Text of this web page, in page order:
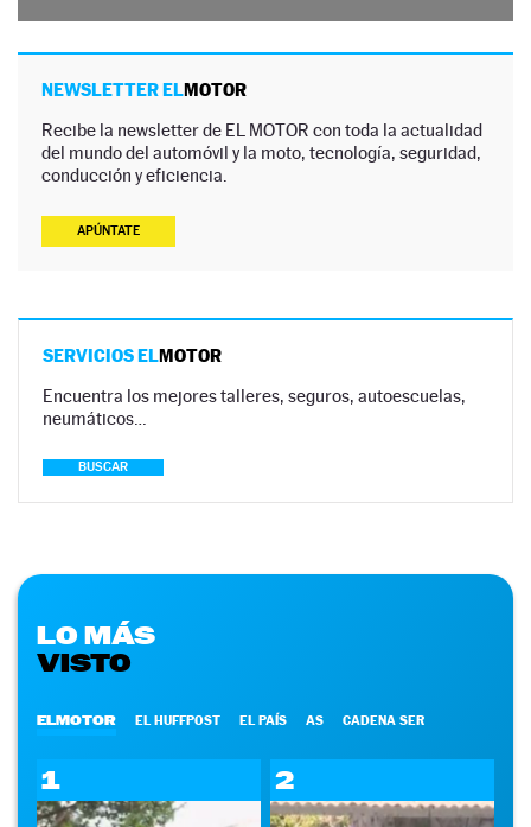
NEWSLETTER ELMOTOR
Recibe la newsletter de EL MOTOR con toda la actualidad
del mundo del automóvil y la moto, tecnología, seguridad,
conducción y eficiencia.
APÚNTATE
SERVICIOS ELMOTOR
Encuentra los mejores talleres, seguros, autoescuelas,
neumáticos…
BUSCAR
LO MÁS
VISTO
ELMOTOR EL HUFFPOST EL PAÍS AS CADENA SER
1 2